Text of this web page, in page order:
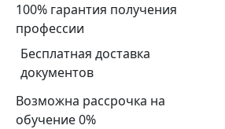
100% гарантия получения
профессии
Бесплатная доставка
документов
Возможна рассрочка на
обучение 0%